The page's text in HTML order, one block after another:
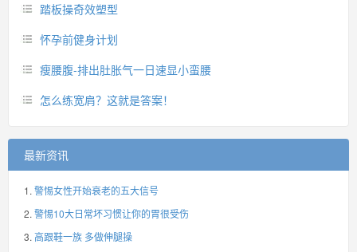
踏板操奇效塑型
怀孕前健身计划
瘦腰腹-排出肚胀气一日速显小蛮腰
怎么练宽肩？这就是答案！
最新资讯
警惕女性开始衰老的五大信号
警惕10大日常坏习惯让你的胃很受伤
高跟鞋一族 多做伸腿操